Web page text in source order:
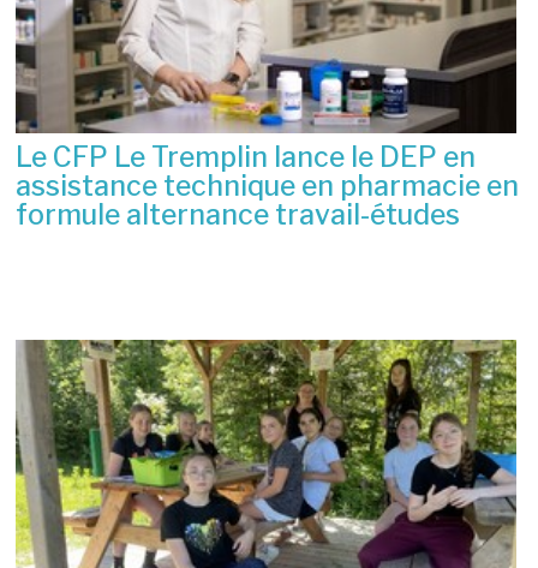
Le CFP Le Tremplin lance le DEP en
assistance technique en pharmacie en
formule alternance travail-études